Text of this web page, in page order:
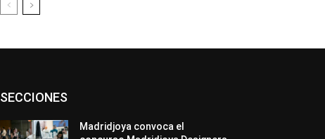
SECCIONESAsociaciones
En tendencia
In memoriam
La Pluma de Pedro Pérez
México
Mundo Técnico
Madridjoya convoca el